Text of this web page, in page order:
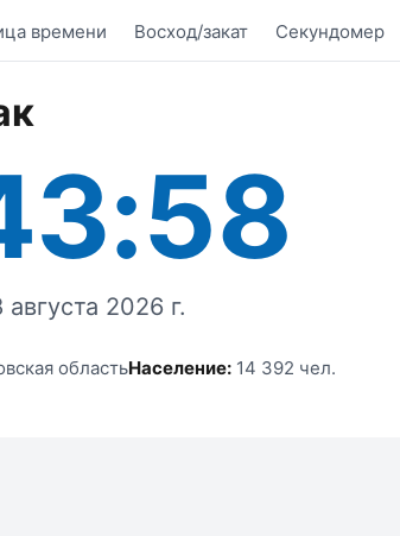
времени Восход/закат Секундомер
августа 2026 г.
областьНаселение: 14 392 чел.